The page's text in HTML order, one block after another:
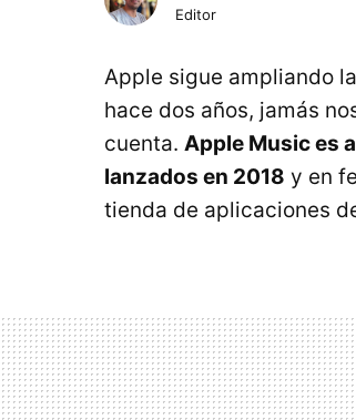
Editor
Apple sigue ampliando
hace dos años, jamás
cuenta. Apple Music es
lanzados en 2018 y en
tienda de aplicaciones